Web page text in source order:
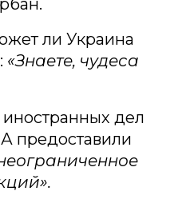
ли Украина
«Знаете, чудеса
дел
предоставили